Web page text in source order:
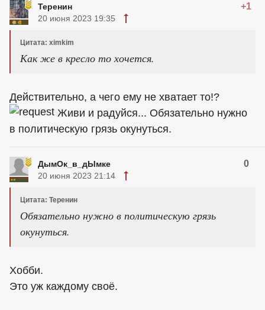
Теренин +1
20 июня 2023 19:35
Цитата: ximkim
Как же в кресло то хочется.
Действительно, а чего ему не хватает то!?
Живи и радуйся... Обязательно нужно
в политическую грязь окунуться.
ДымОк_в_дЫмке 0
20 июня 2023 21:14
Цитата: Теренин
Обязательно нужно в политическую грязь
окунуться.
Хобби.
Это уж каждому своё.